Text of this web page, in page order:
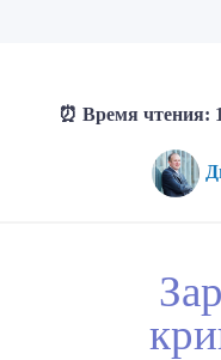
⏰ Время чтения: